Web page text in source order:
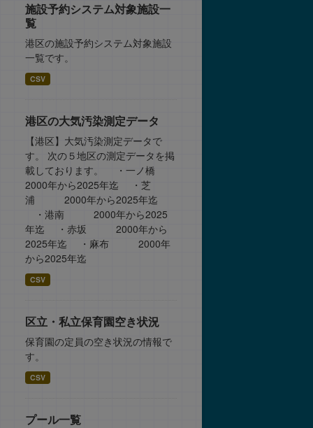
施設予約システム対象施設一
覧
港区の施設予約システム対象施設
一覧です。
CSV
港区の大気汚染測定データ
【港区】大気汚染測定データで
す。 次の５地区の測定データを掲
載しております。 ・一ノ橋
2000年から2025年迄 ・芝
浦 2000年から2025年迄
・港南 2000年から2025
年迄 ・赤坂 2000年から
2025年迄 ・麻布 2000年
から2025年迄
CSV
区立・私立保育園空き状況
保育園の定員の空き状況の情報で
す。
CSV
プール一覧